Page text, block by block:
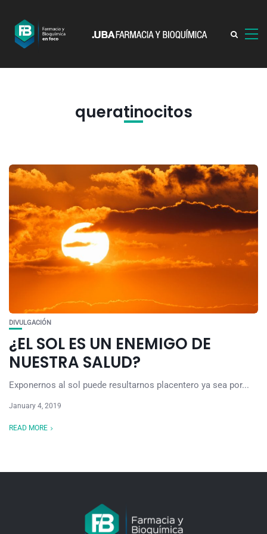
queratinocitos
DIVULGACIÓN
¿EL SOL ES UN ENEMIGO DE
NUESTRA SALUD?
Exponernos al sol puede resultarnos placentero ya sea por...
January 4, 2019
READ MORE